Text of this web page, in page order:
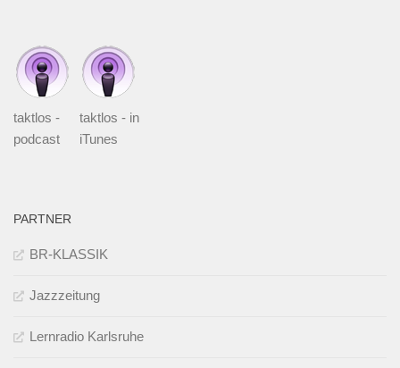
taktlos -
podcast
taktlos - in
iTunes
PARTNER
BR-KLASSIK
Jazzzeitung
Lernradio Karlsruhe